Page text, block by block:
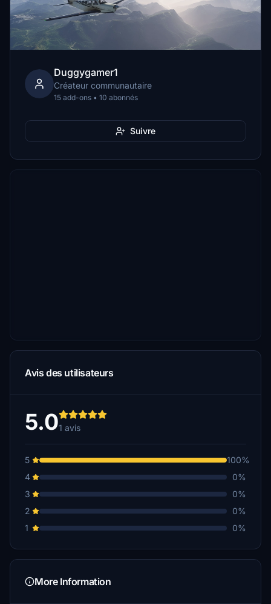
Duggygamer1
Créateur communautaire
15 add-ons • 10 abonnés
Suivre
Avis des utilisateurs
5.01 avis
5
100%
4
0%
3
0%
2
0%
1
0%
More Information